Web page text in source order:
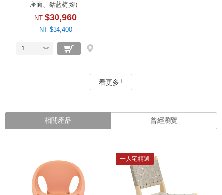
座面、鈷藍椅腳）
NT $30,960
NT $34,400
1
看更多
相關產品 曾經瀏覽
一人宅精選